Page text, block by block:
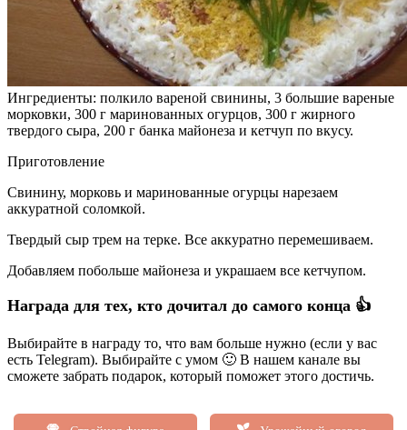
Ингредиенты: полкило вареной свинины, 3 большие вареные
морковки, 300 г маринованных огурцов, 300 г жирного
твердого сыра, 200 г банка майонеза и кетчуп по вкусу.
Приготовление
Свинину, морковь и маринованные огурцы нарезаем
аккуратной соломкой.
Твердый сыр трем на терке. Все аккуратно перемешиваем.
Добавляем побольше майонеза и украшаем все кетчупом.
Награда для тех, кто дочитал до самого конца 👍
Выбирайте в награду то, что вам больше нужно (если у вас
есть Telegram). Выбирайте с умом 🙂 В нашем канале вы
сможете забрать подарок, который поможет этого достичь.